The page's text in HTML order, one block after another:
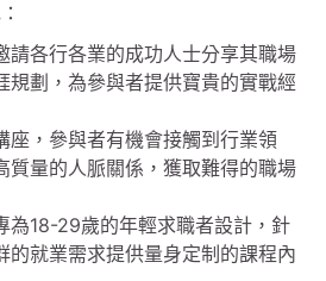
請各行各業的成功人士分享其職場
規劃，為參與者提供寶貴的實戰經
座，參與者有機會接觸到行業領
質量的人脈關係，獲取難得的職場
為18-29歲的年輕求職者設計，針
的就業需求提供量身定制的課程內